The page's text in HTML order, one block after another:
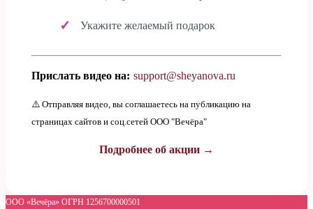
Укажите желаемый подарок
Прислать видео на: support@sheyanova.ru
⚠️ Отправляя видео, вы соглашаетесь на публикацию на
страницах сайтов и соц.сетей ООО "Вечёра"
Подробнее об акции →
ООО «Вечёра» ОГРН 1256700000501